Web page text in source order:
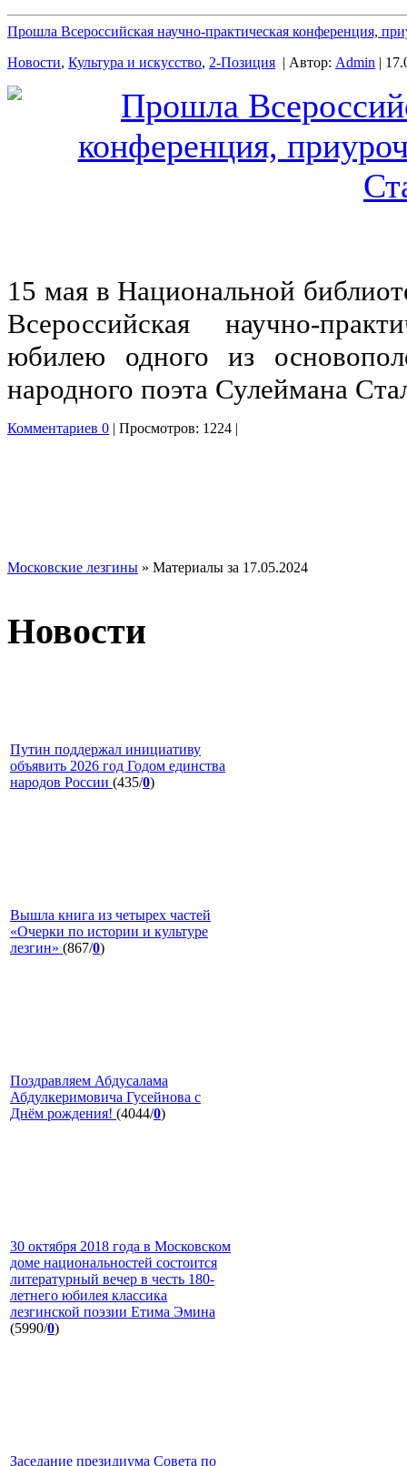
Прошла Всероссийская научно-практическая конференция,
Новости, Культура и искусство, 2-Позиция | Автор: Admin |
15 мая в Национальной
Всероссийская научно-
юбилею одного из
народного поэта Сулеймана
Комментариев 0 | Просмотров: 1224 |
Московские лезгины » Материалы за 17.05.2024
Новости
Путин поддержал инициативу
объявить 2026 год Годом единства
народов России (435/0)
Вышла книга из четырех частей
«Очерки по истории и культуре
лезгин» (867/0)
Поздравляем Абдусалама
Абдулкеримовича Гусейнова с
Днём рождения! (4044/0)
30 октября 2018 года в Московском
доме национальностей состоится
литературный вечер в честь 180-
летнего юбилея классика
лезгинской поэзии Етима Эмина
(5990/0)
Заседание президиума Совета по